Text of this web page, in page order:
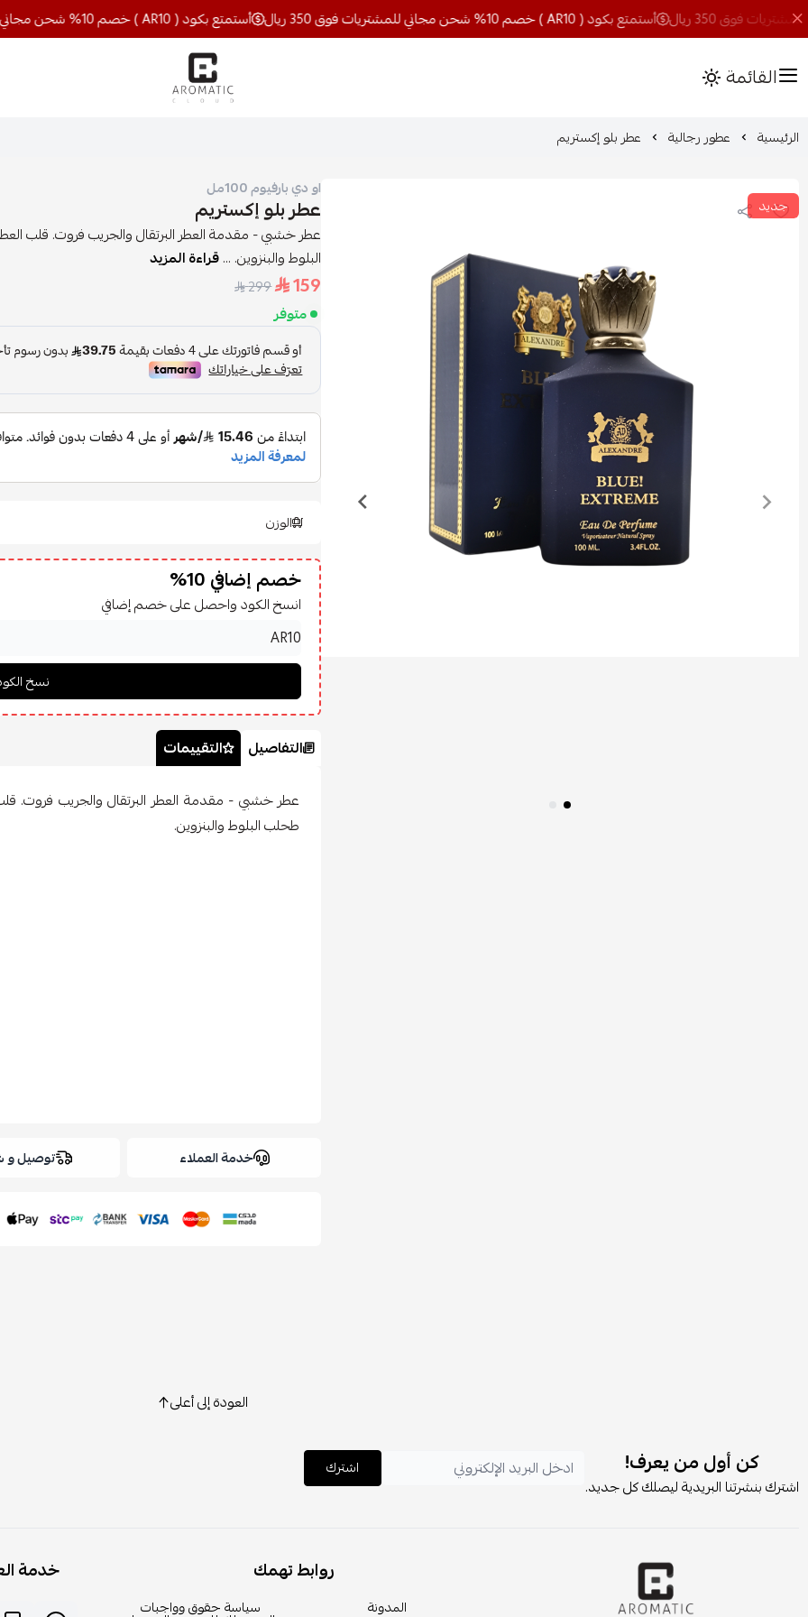
أستمتع بكود ( AR10 ) خصم 10% شحن مجاني للمشتريات فوق 350 ريال أستمتع بكود ( AR10 ) خصم 10% شحن مجاني للمشتريات فوق 350 ريال
القائمة اروماتيك كلاود
الرئيسية عطور رجالية عطر بلو إكستريم
جديد
او دي بارفيوم 100مل
عطر بلو إكستريم
عطر خشبي - مقدمة العطر البرتقال والجريب فروت. قلب
البلوط والبنزوين. ...قراءة المزيد
159
299
متوفر
الوزن
خصم إضافي 10%
انسخ الكود واحصل على خصم إضافي
التفاصيل التقييمات
عطر خشبي - مقدمة العطر البرتقال والجريب فروت.
طحلب البلوط والبنزوين.
خدمة العملاء توصيل
العودة إلى أعلى
كن أول من يعرف!
اشترك بنشرتنا البريدية ليصلك كل جديد.
اشترك
روابط تهمك
المدونة سياسة حقوق وواجبات
خدمة